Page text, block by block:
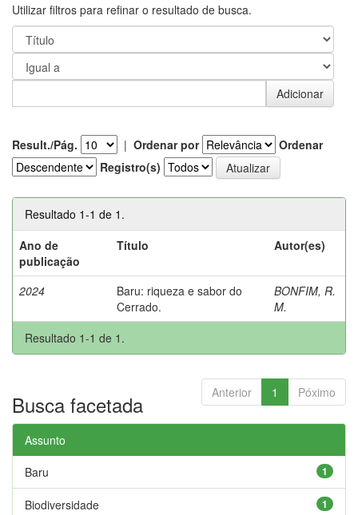
Utilizar filtros para refinar o resultado de busca.
Result./Pág. | Ordenar por
Ordenar
Registro(s)
Resultado 1-1 de 1.
Ano de
publicação
Título Autor(es)
2024
Baru: riqueza e sabor do
Cerrado.
BONFIM, R.
M.
Resultado 1-1 de 1.
Anterior 1 Póximo
Busca facetada
Assunto
1
Baru
1
Biodiversidade